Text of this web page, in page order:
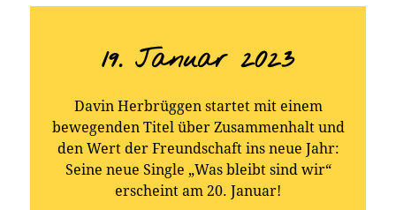
19. Januar 2023
Davin Herbrüggen startet mit einem
bewegenden Titel über Zusammenhalt und
den Wert der Freundschaft ins neue Jahr:
Seine neue Single „Was bleibt sind wir“
erscheint am 20. Januar!